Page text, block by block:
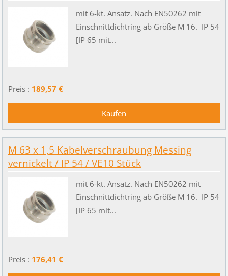
mit 6-kt. Ansatz. Nach EN50262 mit
Einschnittdichtring ab Größe M 16. IP 54
[IP 65 mit...
Preis : 189,57 €
M 63 x 1,5 Kabelverschraubung Messing
vernickelt / IP 54 / VE10 Stück
mit 6-kt. Ansatz. Nach EN50262 mit
Einschnittdichtring ab Größe M 16. IP 54
[IP 65 mit...
Preis : 176,41 €